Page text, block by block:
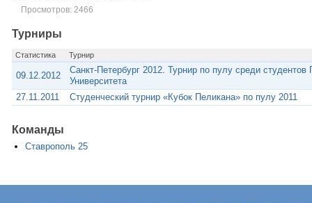
Просмотров: 2466
Турниры
Статистика Турнир
09.12.2012
Санкт-Петербург 2012. Турнир по пулу среди студентов
Университета
27.11.2011
Студенческий турнир «Кубок Пеликана» по пулу 2011
Команды
Ставрополь 25